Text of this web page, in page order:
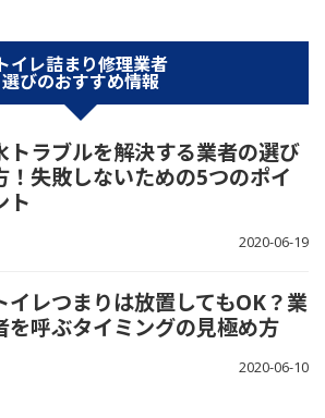
イレ詰まり修理業者
選びのおすすめ情報
トラブルを解決する業者の選び
！失敗しないための5つのポイ
ト
2020-06-19
イレつまりは放置してもOK？業
を呼ぶタイミングの見極め方
2020-06-10